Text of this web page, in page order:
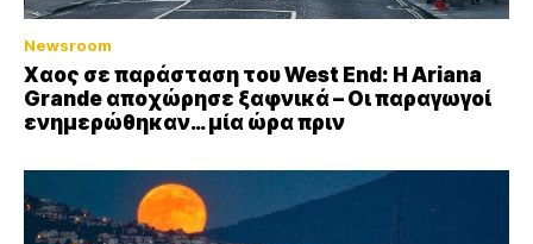
Newsroom
Xαος σε παράσταση του West End: Η Αriana
Grande αποχώρησε ξαφνικά – Οι παραγωγοί
ενημερώθηκαν… μία ώρα πριν